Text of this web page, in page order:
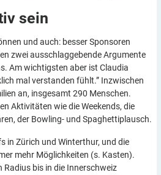
sein
und auch: besser Sponsoren
zwei ausschlaggebende Argumente
Am wichtigsten aber ist Claudia
mal verstanden fühlt.” Inzwischen
an, insgesamt 290 Menschen.
Aktivitäten wie die Weekends, die
der Bowling- und Spaghettiplausch.
in Zürich und Winterthur, und die
mehr Möglichkeiten (s. Kasten).
Radius bis in die Innerschweiz